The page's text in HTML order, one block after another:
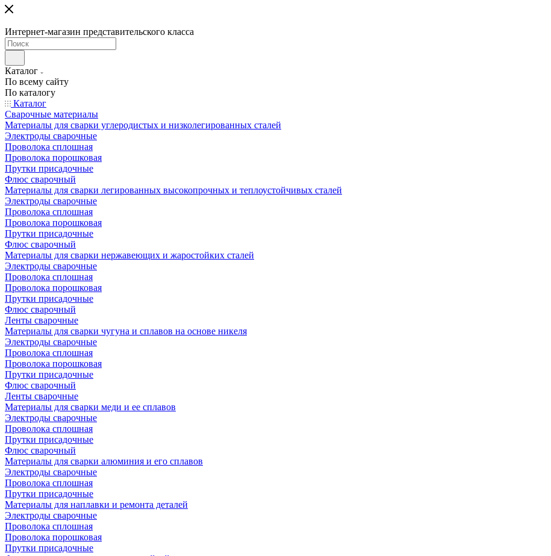
Интернет-магазин представительского класса
Каталог
По всему сайту
По каталогу
Каталог
Сварочные материалы
Материалы для сварки углеродистых и низколегированных сталей
Электроды сварочные
Проволока сплошная
Проволока порошковая
Прутки присадочные
Флюс сварочный
Материалы для сварки легированных высокопрочных и теплоустойчивых сталей
Электроды сварочные
Проволока сплошная
Проволока порошковая
Прутки присадочные
Флюс сварочный
Материалы для сварки нержавеющих и жаростойких сталей
Электроды сварочные
Проволока сплошная
Проволока порошковая
Прутки присадочные
Флюс сварочный
Ленты сварочные
Материалы для сварки чугуна и сплавов на основе никеля
Электроды сварочные
Проволока сплошная
Проволока порошковая
Прутки присадочные
Флюс сварочный
Ленты сварочные
Материалы для сварки меди и ее сплавов
Электроды сварочные
Проволока сплошная
Прутки присадочные
Флюс сварочный
Материалы для сварки алюминия и его сплавов
Электроды сварочные
Проволока сплошная
Прутки присадочные
Материалы для наплавки и ремонта деталей
Электроды сварочные
Проволока сплошная
Проволока порошковая
Прутки присадочные